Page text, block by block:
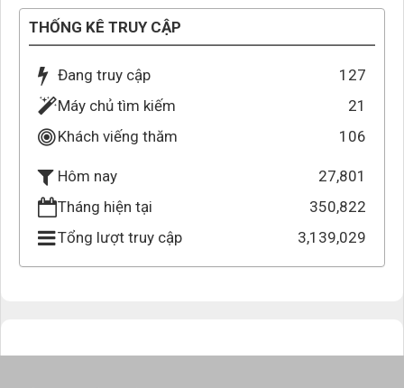
THỐNG KÊ TRUY CẬP
Đang truy cập
127
Máy chủ tìm kiếm
21
Khách viếng thăm
106
Hôm nay
27,801
Tháng hiện tại
350,822
Tổng lượt truy cập
3,139,029